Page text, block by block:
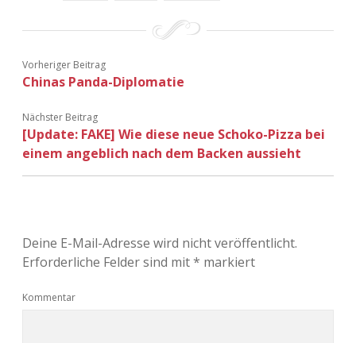
Vorheriger Beitrag
Chinas Panda-Diplomatie
Nächster Beitrag
[Update: FAKE] Wie diese neue Schoko-Pizza bei
einem angeblich nach dem Backen aussieht
Deine E-Mail-Adresse wird nicht veröffentlicht.
Erforderliche Felder sind mit* markiert
Kommentar